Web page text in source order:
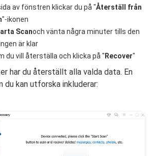
av fönstren klickar du på "Återställ från
"-ikonen
Scanoch vänta några minuter tills den
är klar
du vill återställa och klicka på " Recover"
har du återställt alla valda data. En
du kan utforska inkluderar: